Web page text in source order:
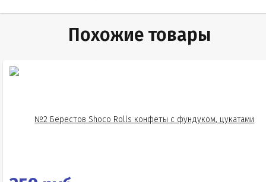
Похожие товары